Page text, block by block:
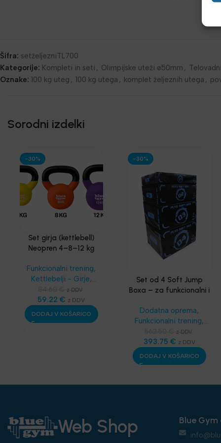
Šifra: setželjezniTL700
Kategorije: Kompleti in seti , Olimpijske uteži ø50mm ,
Oznake: 100 kg uteg , 100 kg utega , komplet željeznih utega ,
Sorodni izdelki
-30%
Set girja (kettlebell)
Neopren 4–8–12 kg
Funkcionalni trening,
Kettlebelji - Girje,
Kompleti in seti
Najnovejša oprema
z DDV
59.22€ z DDV
DODAJ V KOŠARICO
-30%
Set od 4 Soft Jump
Boxa – za funkcionalni i
Dodatna oprema,
Funkcionalni trening,
Kompleti in seti
Najnovejša oprema
z DDV
393.75 € z DDV
DODAJ V KOŠARICO
Web Shop Blue Gym